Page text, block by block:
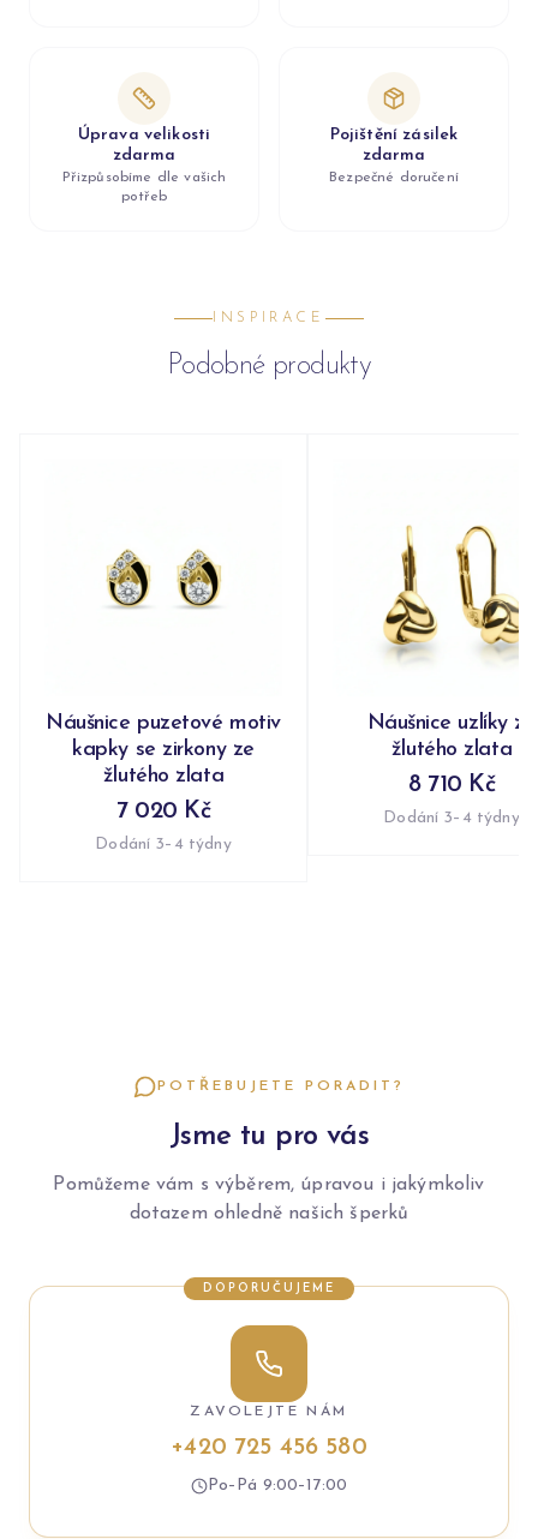
Úprava velikosti
zdarma
Přizpůsobíme dle vašich
potřeb
Pojištění zásilek
zdarma
Bezpečné doručení
INSPIRACE
Podobné produkty
Náušnice puzetové motiv
kapky se zirkony ze
žlutého zlata
7 020 Kč
Dodání 3–4 týdny
Náušnice uzlíky ze
žlutého zlata
8 710 Kč
Dodání 3–4 týdny
POTŘEBUJETE PORADIT?
Jsme tu pro vás
Pomůžeme vám s výběrem, úpravou i jakýmkoliv
dotazem ohledně našich šperků
DOPORUČUJEME
ZAVOLEJTE NÁM
+420 725 456 580
Po–Pá 9:00–17:00